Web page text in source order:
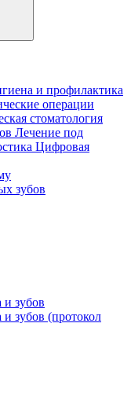
и профилактика
операции
стоматология
Лечение под
Цифровая
зубов
и зубов
зубов (протокол